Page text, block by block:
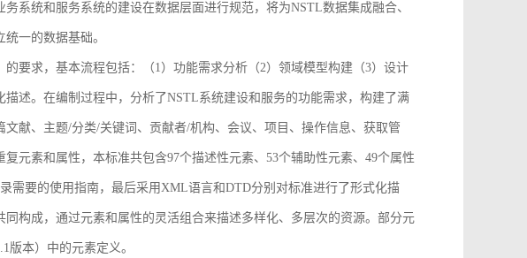
系统和服务系统的建设在数据层面进行规范，将为NSTL数据集成融合、
一的数据基础。
要求，基本流程包括：（1）功能需求分析（2）领域模型构建（3）设计
述。在编制过程中，分析了NSTL系统建设和服务的功能需求，构建了满
献、主题/分类/关键词、贡献者/机构、会议、项目、操作信息、获取管
元素和属性，本标准共包含97个描述性元素、53个辅助性元素、49个属性
需要的使用指南，最后采用XML语言和DTD分别对标准进行了形式化描
构成，通过元素和属性的灵活组合来描述多样化、多层次的资源。部分元
版本）中的元素定义。